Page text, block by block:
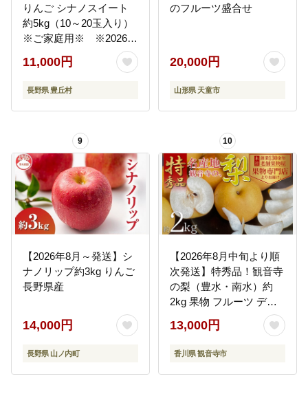
りんご シナノスイート
約5kg（10～20玉入り）
※ご家庭用※ ※2026年
10月発送予定※
11,000円
長野県 豊丘村
のフルーツ盛合せ
20,000円
山形県 天童市
9
【2026年8月～発送】シ
ナノリップ約3kg りんご
長野県産
14,000円
長野県 山ノ内町
10
【2026年8月中旬より順
次発送】特秀品！観音寺
の梨（豊水・南水）約
2kg 果物 フルーツ デザ
ート おやつ 食後 国産 日
本産 産地直送 みずみず
しい シャキシャキ
13,000円
香川県 観音寺市